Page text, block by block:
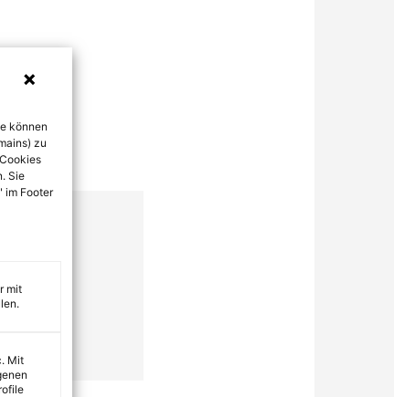
können
zu
Sie
im Footer
mit
Mit